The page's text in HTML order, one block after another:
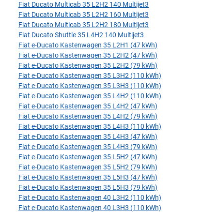
Fiat Ducato Multicab 35 L2H2 140 Multijet3
Fiat Ducato Multicab 35 L2H2 160 Multijet3
Fiat Ducato Multicab 35 L2H2 180 Multijet3
Fiat Ducato Shuttle 35 L4H2 140 Multijet3
Fiat e-Ducato Kastenwagen 35 L2H1 (47 kWh)
Fiat e-Ducato Kastenwagen 35 L2H2 (47 kWh)
Fiat e-Ducato Kastenwagen 35 L2H2 (79 kWh)
Fiat e-Ducato Kastenwagen 35 L3H2 (110 kWh)
Fiat e-Ducato Kastenwagen 35 L3H3 (110 kWh)
Fiat e-Ducato Kastenwagen 35 L4H2 (110 kWh)
Fiat e-Ducato Kastenwagen 35 L4H2 (47 kWh)
Fiat e-Ducato Kastenwagen 35 L4H2 (79 kWh)
Fiat e-Ducato Kastenwagen 35 L4H3 (110 kWh)
Fiat e-Ducato Kastenwagen 35 L4H3 (47 kWh)
Fiat e-Ducato Kastenwagen 35 L4H3 (79 kWh)
Fiat e-Ducato Kastenwagen 35 L5H2 (47 kWh)
Fiat e-Ducato Kastenwagen 35 L5H2 (79 kWh)
Fiat e-Ducato Kastenwagen 35 L5H3 (47 kWh)
Fiat e-Ducato Kastenwagen 35 L5H3 (79 kWh)
Fiat e-Ducato Kastenwagen 40 L3H2 (110 kWh)
Fiat e-Ducato Kastenwagen 40 L3H3 (110 kWh)